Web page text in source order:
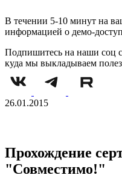
В течении 5-10 минут на
информацией о демо-
Подпишитесь на наши соц
куда мы выкладываем
26.01.2015
Прохождение
"Совместимо!"